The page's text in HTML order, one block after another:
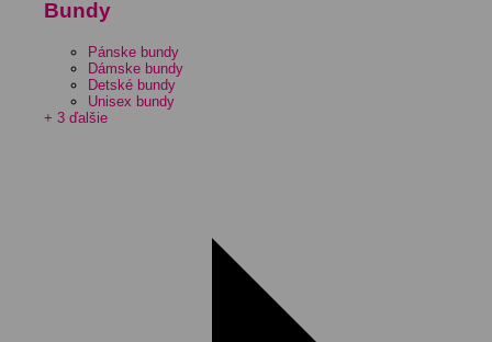
Bundy
Pánske bundy
Dámske bundy
Detské bundy
Unisex bundy
+ 3 ďalšie